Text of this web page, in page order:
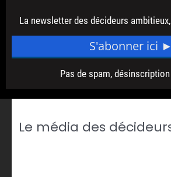
Le média des